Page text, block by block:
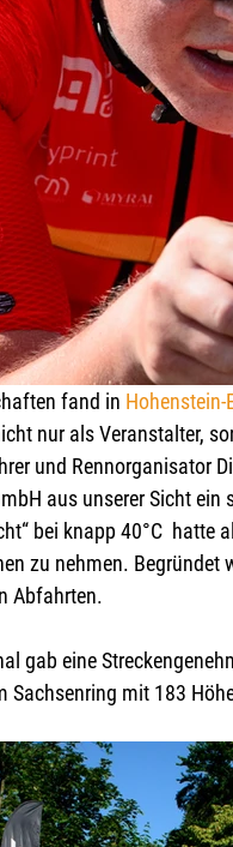
fand in Hohenstein-
nur als Veranstalter,
und Rennorganisator
aus unserer Sicht
bei knapp 40°C  hatte
zu nehmen.
Abfahrten.
gab eine
Sachsenring mit 183